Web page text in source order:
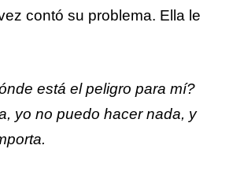
contó su problema. Ella le
está el peligro para mí?
yo no puedo hacer nada, y